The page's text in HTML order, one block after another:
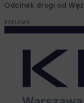
Odcinek drogi od
REKLAMA